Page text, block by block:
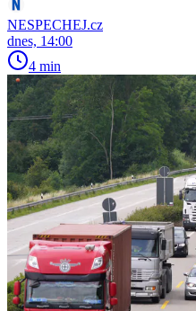
NESPECHEJ.cz
dnes, 14:00
4 min